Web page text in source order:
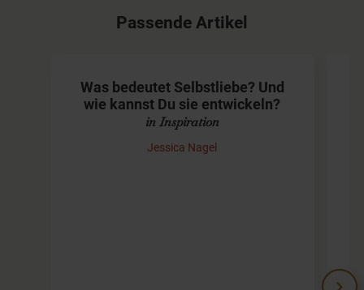
Passende Artikel
Was bedeutet Selbstliebe? Und
wie kannst Du sie entwickeln?
in Inspiration
Jessica Nagel